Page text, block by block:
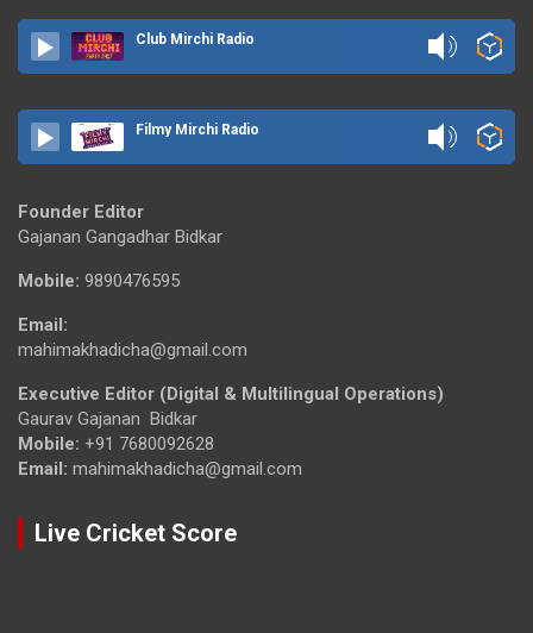
Club Mirchi Radio
Filmy Mirchi Radio
Founder Editor
Gajanan Gangadhar Bidkar
Mobile: 9890476595
Email:
mahimakhadicha@gmail.com
Executive Editor (Digital & Multilingual Operations)
Gaurav Gajanan Bidkar
Mobile: +91 7680092628
Email: mahimakhadicha@gmail.com
Live Cricket Score